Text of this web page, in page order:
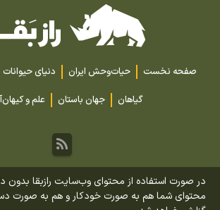
صفحه نخست حیات‌وحش ایران دنیای حیوانات
گیاهان
جهان باستان علم و کیهان
در صورت استفاده از محتوای وب‌سایت رازبقا بدون